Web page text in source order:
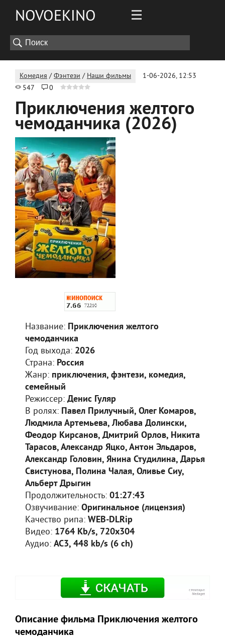
NOVOEKINO
Комедия /Фэнтези / Наши фильмы
1-06-2026, 12:53
547
0
Приключения желтого
чемоданчика (2026)
Название: Приключения желтого
чемоданчика
Год выхода: 2026
Страна: Россия
Жанр: приключения, фэнтези, комедия,
семейный
Режиссер: Денис Гуляр
В ролях: Павел Прилучный, Олег Комаров,
Людмила Артемьева, Любава Долински,
Феодор Кирсанов, Дмитрий Орлов, Никита
Тарасов, Александр Яцко, Антон Эльдаров,
Александр Головин, Янина Студилина, Дарья
Свистунова, Полина Чалая, Оливье Сиу,
Альберт Дрыгин
Продолжительность: 01:27:43
Озвучивание: Оригинальное (лицензия)
Качество рипа: WEB-DLRip
Видео: 1764 Kb/s, 720x304
Аудио: AC3, 448 kb/s (6 ch)
Описание фильма Приключения желтого
чемоданчика